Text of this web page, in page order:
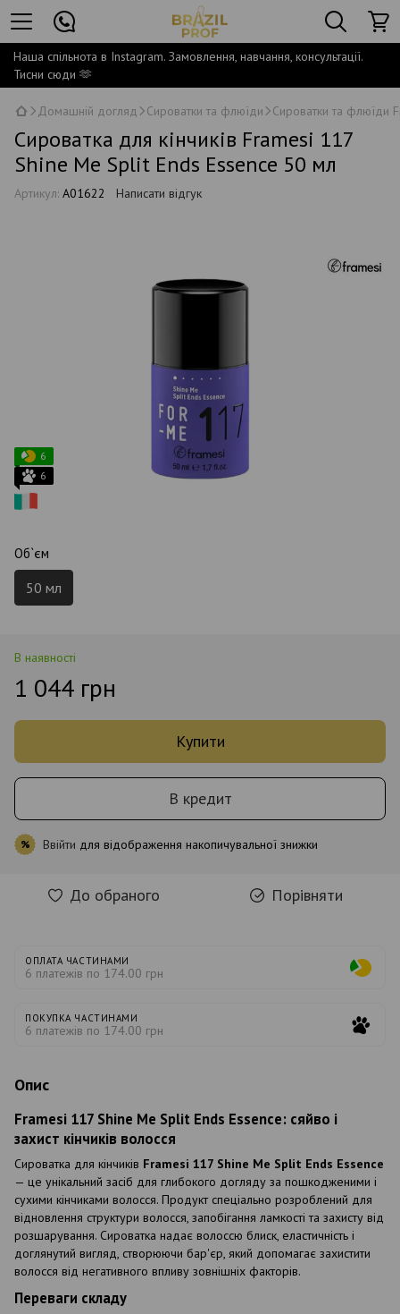
Наша спільнота в Instagram. Замовлення, навчання, консультації.
Тисни сюди 🫶
Домашній догляд Сироватки та флюїди Сироватки та флюїди
Сироватка для кінчиків Framesi 117
Shine Me Split Ends Essence 50 мл
Артикул: A01622 Написати відгук
6
6
Об`єм
50 мл
В наявності
1 044 грн
Купити
В кредит
% Ввійти для відображення накопичувальної знижки
До обраного Порівняти
ОПЛАТА ЧАСТИНАМИ
6 платежів по 174.00 грн
ПОКУПКА ЧАСТИНАМИ
6 платежів по 174.00 грн
Опис
Framesi 117 Shine Me Split Ends Essence: сяйво і
захист кінчиків волосся
Сироватка для кінчиків Framesi 117 Shine Me Split Ends Essence
— це унікальний засіб для глибокого догляду за пошкодженими і
сухими кінчиками волосся. Продукт спеціально розроблений для
відновлення структури волосся, запобігання ламкості та захисту від
розшарування. Сироватка надає волоссю блиск, еластичність і
доглянутий вигляд, створюючи бар'єр, який допомагає захистити
волосся від негативного впливу зовнішніх факторів.
Переваги складу